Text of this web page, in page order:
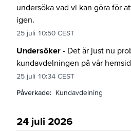
undersöka vad vi kan göra för
igen.
25 juli 10:50 CEST
Undersöker - Det är just nu
kundavdelningen på vår
25 juli 10:34 CEST
Påverkade: Kundavdelning
24 juli 2026